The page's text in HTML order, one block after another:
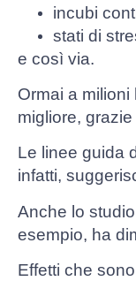
incubi
stati di
e così via.
Ormai a
migliore, grazie
Le linee guida
infatti,
Anche lo
esempio, ha
Effetti che